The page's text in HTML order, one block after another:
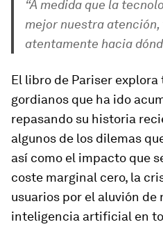
“A medida que la
mejor nuestra
atentamente hacia
El libro de Pariser
gordianos que ha ido
repasando su historia
algunos de los dilemas
así como el impacto que
coste marginal cero, la
usuarios por el aluvión de
inteligencia artificial en